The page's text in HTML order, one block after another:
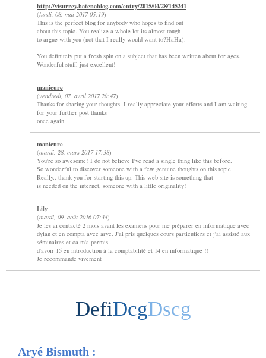
http://visurrey.hatenablog.com/entry/2015/04/28/145241
(lundi, 08. mai 2017 05:19)
This is the perfect blog for anybody who hopes to find out
about this topic. You realize a whole lot its almost tough
to argue with you (not that I really would want to?HaHa).
You definitely put a fresh spin on a subject that has been written about for ages.
Wonderful stuff, just excellent!
manicure
(vendredi, 07. avril 2017 20:47)
Thanks for sharing your thoughts. I really appreciate your efforts and I am waiting
for your further post thanks
once again.
manicure
(mardi, 28. mars 2017 17:38)
You're so awesome! I do not believe I've read a single thing like this before.
So wonderful to discover someone with a few genuine thoughts on this topic.
Really.. thank you for starting this up. This web site is something that
is needed on the internet, someone with a little originality!
Lily
(mardi, 09. août 2016 07:34)
Je les ai contacté 2 mois avant les examens pour me préparer en informatique avec
dylan et en compta avec arye. J'ai pris quelques cours particuliers et j'ai assisté aux
séminaires et ca m'a permis
d'avoir 15 en introduction à la comptabilité et 14 en informatique !!
Je recommande vivement
DefiDcgDscg
Aryé Bismuth :